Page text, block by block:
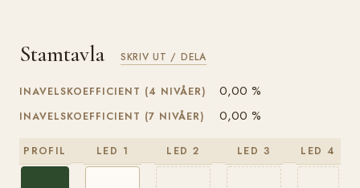
Stamtavla SKRIV UT / DELA
INAVELSKOEFFICIENT (4 NIVÅER) 0,00 %
INAVELSKOEFFICIENT (7 NIVÅER) 0,00 %
PROFIL LED 1 LED 2 LED 3 LED 4